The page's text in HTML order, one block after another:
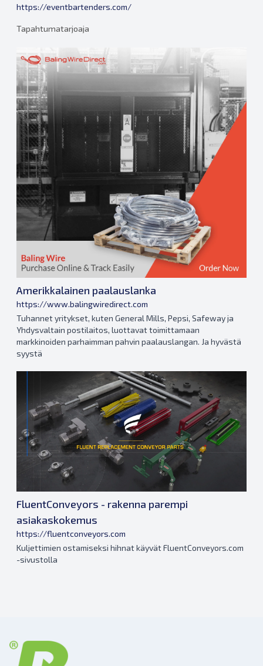
https://eventbartenders.com/
Tapahtumatarjoaja
Amerikkalainen paalauslanka
https://www.balingwiredirect.com
Tuhannet yritykset, kuten General Mills, Pepsi, Safeway ja
Yhdysvaltain postilaitos, luottavat toimittamaan
markkinoiden parhaimman pahvin paalauslangan. Ja hyvästä
syystä
FluentConveyors - rakenna parempi
asiakaskokemus
https://fluentconveyors.com
Kuljettimien ostamiseksi hihnat käyvät FluentConveyors.com
-sivustolla